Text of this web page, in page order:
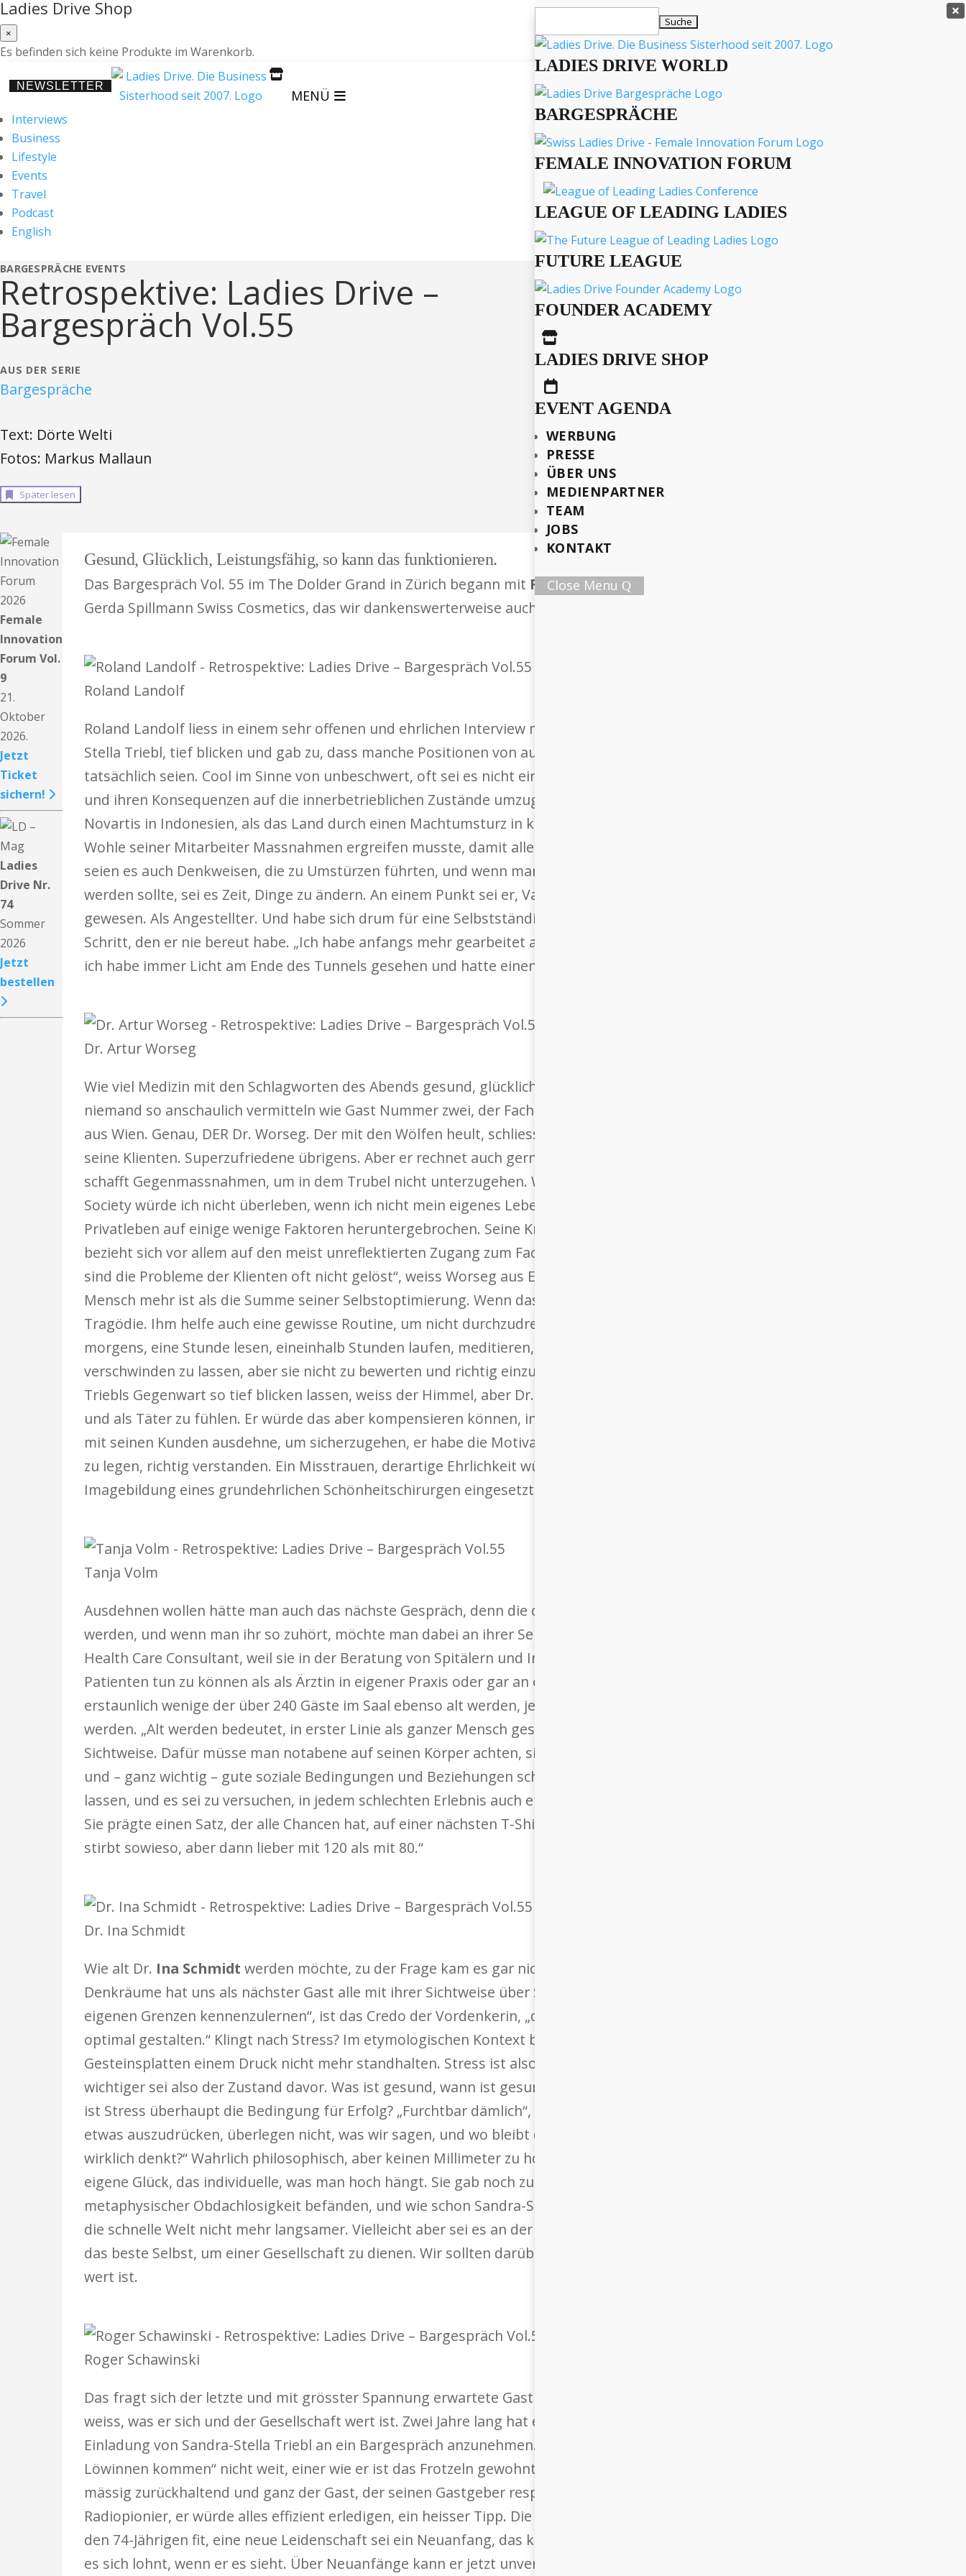
Ladies Drive Shop
×
Es befinden sich keine Produkte im Warenkorb.
NEWSLETTER

MENÜ
Interviews
Business
Lifestyle
Events
Travel
Podcast
English

nach:
LADIES DRIVE WORLD
BARGESPRÄCHE
FEMALE INNOVATION FORUM
LEAGUE OF LEADING LADIES
FUTURE LEAGUE
FOUNDER ACADEMY

LADIES DRIVE SHOP

EVENT AGENDA
WERBUNG
PRESSE
ÜBER UNS
MEDIENPARTNER
TEAM
JOBS
KONTAKT
Close Menu
BARGESPRÄCHE EVENTS
Retrospektive: Ladies Drive –
Bargespräch Vol.55
AUS DER SERIE
Bargespräche
Text: Dörte Welti
Fotos: Markus Mallaun
Später lesen
Female
Innovation
Forum Vol.
9
21.
Oktober
2026.
Jetzt
Ticket
sichern!
Ladies
Drive Nr.
74
Sommer
2026
Jetzt
bestellen
Gesund, Glücklich, Leistungsfähig, so kann das funktionieren.
Das Bargespräch Vol. 55 im The Dolder Grand in Zürich begann mit Roland Landolf
Gerda Spillmann Swiss Cosmetics, das wir dankenswerterweise auch zu unseren Unterstützern zählen dürfen.
Roland Landolf
Roland Landolf liess in einem sehr offenen und ehrlichen Interview mit der Gründerin der Bargespräche, Sandra-
Stella Triebl, tief blicken und gab zu, dass manche Positionen von aussen betrachtet cooler wirken, als sie
tatsächlich seien. Cool im Sinne von unbeschwert, oft sei es nicht einfach, mit den jeweils äusseren Umständen
und ihren Konsequenzen auf die innerbetrieblichen Zustände umzugehen. So habe er es erlebt als Manager von
Novartis in Indonesien, als das Land durch einen Machtumsturz in kürzester Zeit im Chaos versank und er zum
Wohle seiner Mitarbeiter Massnahmen ergreifen musste, damit alle gesund und unversehrt blieben. Manchmal
seien es auch Denkweisen, die zu Umstürzen führten, und wenn man dann gar nicht mehr leiten kann, was geleitet
werden sollte, sei es Zeit, Dinge zu ändern. An einem Punkt sei er, Vater von vier Töchtern, nicht mehr glücklich
gewesen. Als Angestellter. Und habe sich drum für eine Selbstständigkeit entschieden, ein gesunder und mutiger
Schritt, den er nie bereut habe. „Ich habe anfangs mehr gearbeitet als vorher“, gab der smarte Manager zu, „aber
ich habe immer Licht am Ende des Tunnels gesehen und hatte einen guten Chiropraktiker!“
Dr. Artur Worseg
Wie viel Medizin mit den Schlagworten des Abends gesund, glücklich, leistungsfähig zu tun haben kann, konnte
niemand so anschaulich vermitteln wie Gast Nummer zwei, der Facharzt für Plastische Chirurgie Dr.
aus Wien. Genau, DER Dr. Worseg. Der mit den Wölfen heult, schliesslich sind Prominente, Stars und Sternchen
seine Klienten. Superzufriedene übrigens. Aber er rechnet auch gern unverblümt mit seiner Branche ab. Und
schafft Gegenmassnahmen, um in dem Trubel nicht unterzugehen. Worseg: „Das tägliche Theater mit der High
Society würde ich nicht überleben, wenn ich nicht mein eigenes Leben simpel gestalten würde.“ Er habe sein
Privatleben auf einige wenige Faktoren heruntergebrochen. Seine Kritik zum Thema Schönheitsoperationen
bezieht sich vor allem auf den meist unreflektierten Zugang zum Fach. „Mit einer einfachen Busenvergrösserung
sind die ­Probleme der Klienten oft nicht gelöst“, weiss Worseg aus Erfahrung und meint damit auch, dass der
Mensch mehr ist als die Summe seiner Selbstoptimierung. Wenn das Glück an einer Beauty-OP hänge, sei es eine
Tragödie. Ihm helfe auch eine gewisse Routine, um nicht durchzudrehen, dazu gehört Aufstehen um halb fünf Uhr
morgens, eine Stunde lesen, eineinhalb ­Stunden laufen, meditieren, Kampfsport. Das helfe zwar nicht, Probleme
verschwinden zu lassen, aber sie nicht zu bewerten und richtig einzusortieren. ­Warum immer alle in Sandra-Stella
Triebls Gegenwart so tief blicken lassen, weiss der Himmel, aber Dr. ­Worseg gab sogar zu, sich manchmal schlecht
und als Täter zu fühlen. Er würde das aber kompensieren können, ­indem er die individuellen intensiven ­Gespräche
mit seinen Kunden ausdehne, um sicherzugehen, er habe die Motivation jedes Einzelnen, sich unters Messer
zu legen, richtig verstanden. Ein Misstrauen, ­derartige Ehrlichkeit würde lediglich nur zur marketing­wirksamen
Imagebildung eines ­grundehrlichen Schönheitschirurgen eingesetzt, ist hier völlig ­unangebracht.
Tanja Volm
Ausdehnen wollen hätte man auch das nächste Gespräch, denn die quirlige Dr.
werden, und wenn man ihr so zuhört, möchte man dabei an ihrer Seite sein, die ganze Zeit. Sie ist Frauenärztin und
Health Care Consultant, weil sie in der Beratung von Spitälern und Institutionen das Gefühl hat, viel mehr für die
Patienten tun zu können als als Ärztin in eigener Praxis oder gar an einem Krankenhaus. Auf Nachfrage wollten
erstaunlich wenige der über 240 Gäste im Saal ebenso alt werden, jeder hat irgendwie Angst, vor allem krank alt zu
werden. „Alt werden bedeutet, in erster Linie als ganzer Mensch gesund zu bleiben“, verdeutlichte Dr. Volm ihre
Sichtweise. Dafür müsse man notabene auf seinen Körper achten, sich bewegen, gut essen, sich regenerieren
und – ganz wichtig – gute soziale Bedingungen und Beziehungen schaffen und pflegen. Negatives sei hinter sich zu
lassen, und es sei zu versuchen, in jedem schlechten Erlebnis auch etwas Gutes oder sogar Freude zu entdecken.
Sie prägte einen Satz, der alle Chancen hat, auf einer nächsten T-Shirt-Edition von Ladies Drive zu landen: „Man
stirbt sowieso, aber dann lieber mit 120 als mit 80.“
Dr. Ina Schmidt
Wie alt Dr. Ina Schmidt werden möchte, zu der Frage kam es gar nicht, denn die Philosophin und Gründerin der
Denkräume hat uns als nächster Gast alle mit ihrer Sichtweise über Stress fasziniert. „Es ist im Leben wichtig, die
eigenen Grenzen kennenzulernen“, ist das Credo der Vordenkerin, „dann kann man den Rahmen der Möglichkeiten
optimal gestalten.“ Klingt nach Stress? Im etymologischen Kontext beschreibt Stress den Zustand, wenn
Gesteinsplatten einem Druck nicht mehr standhalten. Stress ist also da, wenn es eigentlich zu spät ist. Viel
wichtiger sei also der Zustand davor. Was ist gesund, wann ist gesund kein belastungsfähiger Zustand mehr, und
ist Stress überhaupt die Bedingung für Erfolg? „Furchtbar dämlich“, findet Dr. Schmidt, „wir benutzen Floskeln, um
etwas auszudrücken, überlegen nicht, was wir sagen, und wo bleibt die Übereinstimmung mit dem, was man
wirklich denkt?“ Wahrlich philosophisch, aber keinen Millimeter zu hoch angelegt, die Messlatte, es sei lediglich das
eigene Glück, das individuelle, was man hoch hängt. Sie gab noch zu bedenken, dass wir uns in einem Zustand
metaphysischer Obdachlosigkeit befänden, und wie schon Sandra-Stella Triebl des Öfteren verlauten liess, würde
die schnelle Welt nicht mehr langsamer. Vielleicht aber sei es an der Zeit, Platon hervorzukramen, der riet, man sei
das beste Selbst, um einer Gesellschaft zu dienen. Wir sollten darüber nachdenken, was uns der ganze Zirkus
wert ist.
Roger Schawinski
Das fragt sich der letzte und mit grösster Spannung erwartete Gast ganz sicher nicht (mehr).
weiss, was er sich und der Gesellschaft wert ist. Zwei Jahre lang hat er sich geziert – oder nicht getraut? –, die
Einladung von Sandra-Stella Triebl an ein Bargespräch anzunehmen. Natürlich war die Floskel „in die Höhle der
Löwinnen kommen“ nicht weit, einer wie er ist das Frotzeln gewohnt. Aber jetzt war er da, ganz un-Schawinski-
mässig zurückhaltend und ganz der Gast, der seinen Gastgeber respektiert. Er fühle sich nie gestresst, prahlt der
Radiopionier, er würde alles effizient erledigen, ein heisser Tipp. Die Suche nach immer neuen Leidenschaften halte
den 74-Jährigen fit, eine neue Leidenschaft sei ein Neuanfang, das könne alles Mögliche sein, er würde wissen, ob
es sich lohnt, wenn er es sieht. Über Neuanfänge kann er jetzt unverblümt reden; dass man seine TV-Sendung